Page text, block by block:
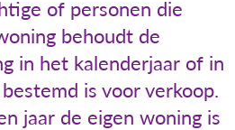
of personen die
behoudt de
in het kalenderjaar of in
is voor verkoop.
jaar de eigen woning is